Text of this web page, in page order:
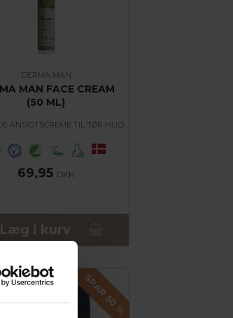
DERMA MAN
MAN FACE CREAM
(50 ML)
ANSIGTSCREME TIL TØR HUD
69,95 DKK
Læg i kurv
SPAR 50
%